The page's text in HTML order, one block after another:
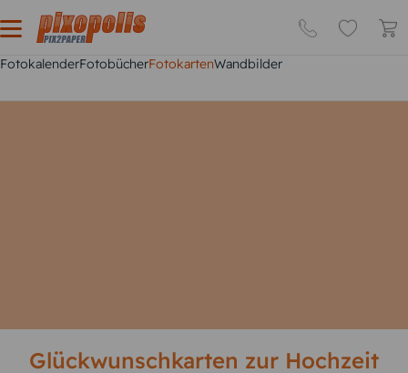
FotokalenderFotobücherFotokartenWandbilder
Glückwunschkarten zur Hochzeit